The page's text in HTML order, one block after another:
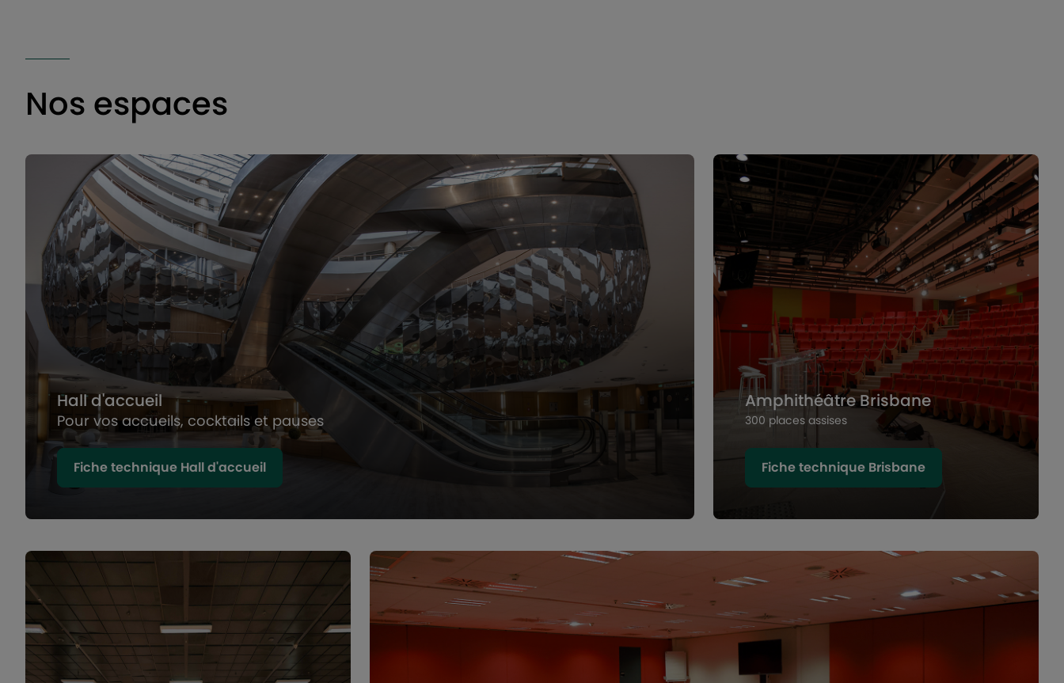
Nos espaces
Hall d'accueil
Pour vos accueils, cocktails et pauses
Fiche technique Hall d'accueil
Amphithéâtre Brisbane
300 places assises
Fiche technique Brisbane